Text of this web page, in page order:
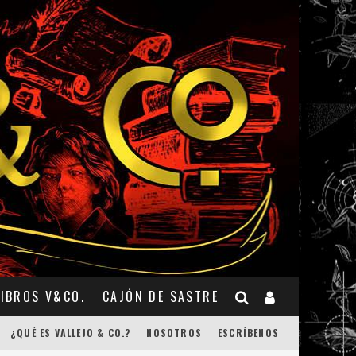
V&CO. CAJÓN DE SASTRE
¿QUÉ ES VALLEJO & CO.? NOSOTROS ESCRÍBENOS